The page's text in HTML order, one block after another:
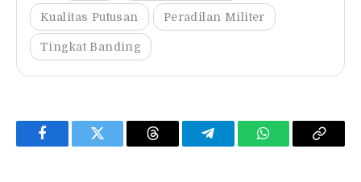
Kualitas Putusan Peradilan Militer
Tingkat Banding
FacebookTwitter Threads TelegramWhatsAppCopy